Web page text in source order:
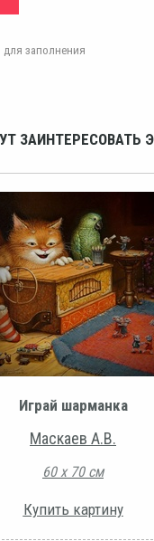
для заполнения
ЗАИНТЕРЕСОВАТЬ
Играй шарманка
Маскаев А.В.
60 х 70 см
Купить картину